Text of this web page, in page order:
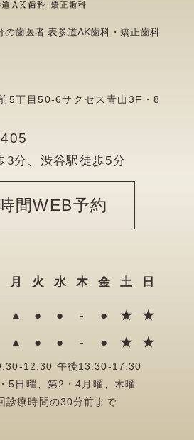
の歯医者 表参道AK歯科・矯正歯科
5丁目50-6サクセス青山3F・8
3分、渋谷駅徒歩5分
間WEB予約
月 火 水 木 金 土 日
▲ ● ● - ● ★ ★
▲ ● ● - ● ★ ★
12:30 午後13:30-17:30
5日曜、第2・4月曜、木曜
診療時間の30分前まで